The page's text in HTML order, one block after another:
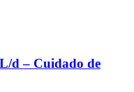
d – Cuidado de